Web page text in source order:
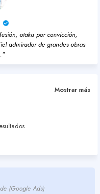
otaku por convicción,
admirador de grandes obras
Mostrar más
(Google Ads)